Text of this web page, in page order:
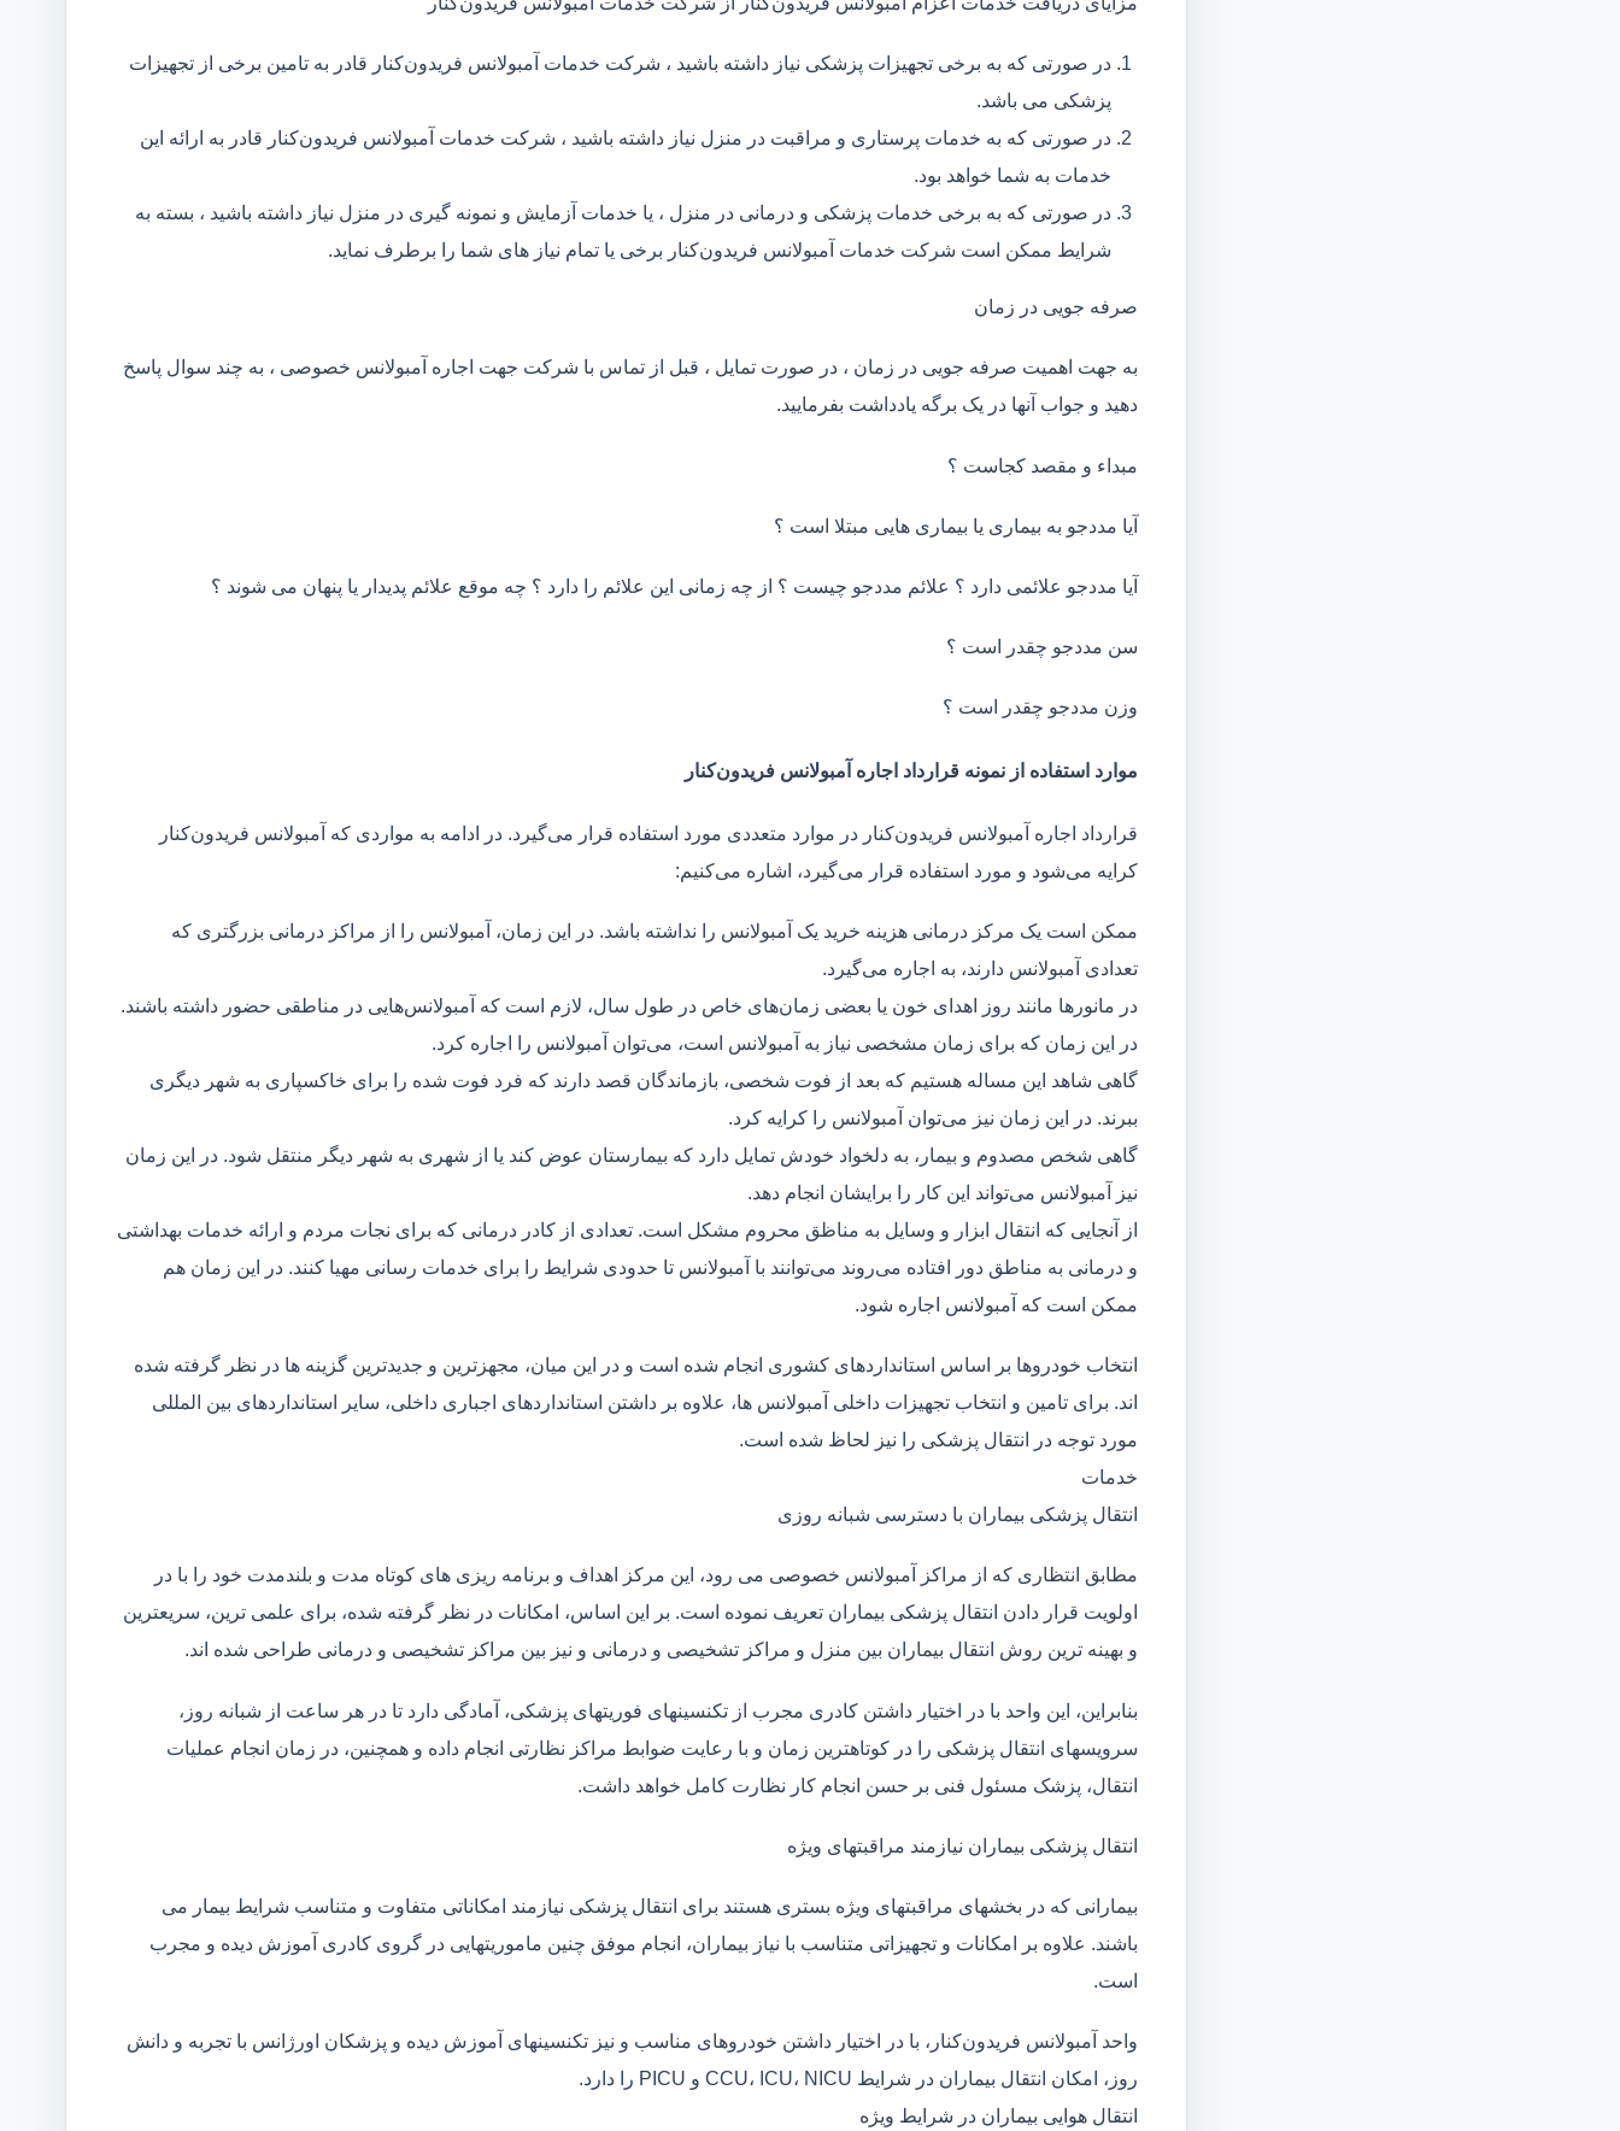
در صورتی که به برخی تجهیزات پزشکی نیاز داشته باشید ، شرکت خدمات آمبولانس فریدون‌کنار قادر به تامین برخی از تجهیزات
پزشکی می باشد.
در صورتی که به خدمات پرستاری و مراقبت در منزل نیاز داشته باشید ، شرکت خدمات آمبولانس فریدون‌کنار قادر به ارائه این
خدمات به شما خواهد بود.
در صورتی که به برخی خدمات پزشکی و درمانی در منزل ، یا خدمات آزمایش و نمونه گیری در منزل نیاز داشته باشید ، بسته به
شرایط ممکن است شرکت خدمات آمبولانس فریدون‌کنار برخی یا تمام نیاز های شما را برطرف نماید.
صرفه جویی در زمان
به جهت اهمیت صرفه جویی در زمان ، در صورت تمایل ، قبل از تماس با شرکت جهت اجاره آمبولانس خصوصی ، به چند سوال پاسخ
دهید و جواب آنها در یک برگه یادداشت بفرمایید.
مبداء و مقصد کجاست ؟
آیا مددجو به بیماری یا بیماری هایی مبتلا است ؟
آیا مددجو علائمی دارد ؟ علائم مددجو چیست ؟ از چه زمانی این علائم را دارد ؟ چه موقع علائم پدیدار یا پنهان می شوند ؟
سن مددجو چقدر است ؟
وزن مددجو چقدر است ؟
موارد استفاده از نمونه قرارداد اجاره آمبولانس فریدون‌کنار
قرارداد اجاره آمبولانس فریدون‌کنار در موارد متعددی مورد استفاده قرار می‌گیرد. در ادامه به مواردی که آمبولانس فریدون‌کنار
کرایه می‌شود و مورد استفاده قرار می‌گیرد، اشاره می‌کنیم:
ممکن است یک مرکز درمانی هزینه خرید یک آمبولانس را نداشته باشد. در این زمان، آمبولانس را از مراکز درمانی بزرگتری که
تعدادی آمبولانس دارند، به اجاره می‌گیرد.
در مانور‌ها مانند روز اهدای خون یا بعضی زمان‌های خاص در طول سال، لازم است که آمبولانس‌هایی در مناطقی حضور داشته باشند.
در این زمان که برای زمان مشخصی نیاز به آمبولانس است، می‌توان آمبولانس را اجاره کرد.
گاهی شاهد این مساله هستیم که بعد از فوت شخصی، بازماندگان قصد دارند که فرد فوت شده را برای خاکسپاری به شهر دیگری
ببرند. در این زمان نیز می‌توان آمبولانس را کرایه کرد.
گاهی شخص مصدوم و بیمار، به دلخواد خودش تمایل دارد که بیمارستان عوض کند یا از شهری به شهر دیگر منتقل شود. در این زمان
نیز آمبولانس می‌تواند این کار را برایشان انجام دهد.
از آنجایی که انتقال ابزار و وسایل به مناظق محروم مشکل است. تعدادی از کادر درمانی که برای نجات مردم و ارائه خدمات بهداشتی
و درمانی به مناطق دور افتاده می‌روند می‌توانند با آمبولانس تا حدودی شرایط را برای خدمات رسانی مهیا کنند. در این زمان هم
ممکن است که آمبولانس اجاره شود.
انتخاب خودروها بر اساس استانداردهای کشوری انجام شده است و در این میان، مجهزترین و جدیدترین گزینه ها در نظر گرفته شده
اند. برای تامین و انتخاب تجهیزات داخلی آمبولانس ها، علاوه بر داشتن استانداردهای اجباری داخلی، سایر استانداردهای بین المللی
مورد توجه در انتقال پزشکی را نیز لحاظ شده است.
خدمات
انتقال پزشکی بیماران با دسترسی شبانه روزی
مطابق انتظاری که از مراکز آمبولانس خصوصی می رود، این مرکز اهداف و برنامه ریزی های کوتاه مدت و بلندمدت خود را با در
اولویت قرار دادن انتقال پزشکی بیماران تعریف نموده است. بر این اساس، امکانات در نظر گرفته شده، برای علمی ترین، سریعترین
و بهینه ترین روش انتقال بیماران بین منزل و مراکز تشخیصی و درمانی و نیز بین مراکز تشخیصی و درمانی طراحی شده اند.
بنابراین، این واحد با در اختیار داشتن کادری مجرب از تکنسینهای فوریتهای پزشکی، آمادگی دارد تا در هر ساعت از شبانه روز،
سرویسهای انتقال پزشکی را در کوتاهترین زمان و با رعایت ضوابط مراکز نظارتی انجام داده و همچنین، در زمان انجام عملیات
انتقال، پزشک مسئول فنی بر حسن انجام کار نظارت کامل خواهد داشت.
انتقال پزشکی بیماران نیازمند مراقبتهای ویژه
بیمارانی که در بخشهای مراقبتهای ویژه بستری هستند برای انتقال پزشکی نیازمند امکاناتی متفاوت و متناسب شرایط بیمار می
باشند. علاوه بر امکانات و تجهیزاتی متناسب با نیاز بیماران، انجام موفق چنین ماموریتهایی در گروی کادری آموزش دیده و مجرب
است.
واحد آمبولانس فریدون‌کنار، با در اختیار داشتن خودروهای مناسب و نیز تکنسینهای آموزش دیده و پزشکان اورژانس با تجربه و دانش
روز، امکان انتقال بیماران در شرایط CCU، ICU، NICU و PICU را دارد.
انتقال هوایی بیماران در شرایط ویژه